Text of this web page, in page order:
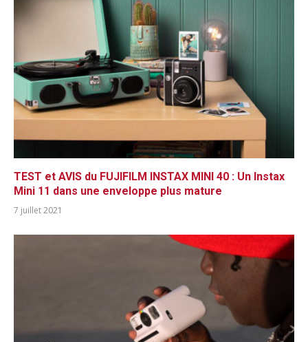
TEST et AVIS du FUJIFILM INSTAX MINI 40 : Un Instax
Mini 11 dans une enveloppe plus mature
7 juillet 2021